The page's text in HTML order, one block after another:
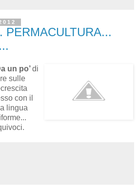
PERMACULTURA...
un po’di
sulle
con il
lingua